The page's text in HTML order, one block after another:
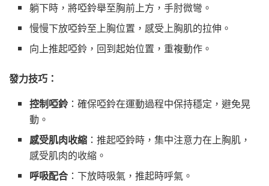
躺下時，將啞鈴舉至胸前上方，手肘微彎。
慢慢下放啞鈴至上胸位置，感受上胸肌的拉伸。
向上推起啞鈴，回到起始位置，重複動作。
發力技巧：
控制啞鈴 ：確保啞鈴在運動過程中保持穩定，避免晃
動。
感受肌肉收縮 ：推起啞鈴時，集中注意力在上胸肌，
感受肌肉的收縮。
呼吸配合 ：下放時吸氣，推起時呼氣。